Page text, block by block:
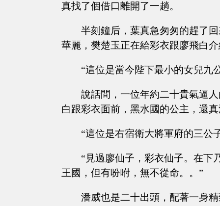
真找了個借口離開了一趟。
半刻鐘后，葉真急匆匆的趕了
華麗，樊楚玉正在給彩衣跟廖飛白
“這位是當今陛下最小的女兒九
說話間，一位年約二十貴氣逼
白跟彩衣面前，黑水國的公主，還
“這位是右宿衛大將軍府的三公
“見過廖仙子，彩衣仙子。在下
王國，但有吩咐，無不從命。。”
潘威也是二十出頭，配著一身